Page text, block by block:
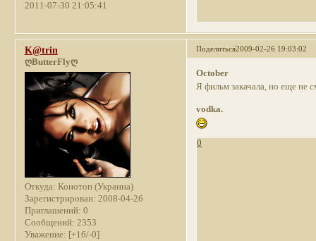
2011-07-30 21:05:41
Поделиться2009-02-26 19:03:02
K@trin
ღButterFlyღ
Откуда: Конотоп (Украина)
Зарегистрирован: 2008-04-26
Приглашений: 0
Сообщений: 2353
Уважение: [+16/-0]
October
Я фильм закачала, но еще не
vodka.
0